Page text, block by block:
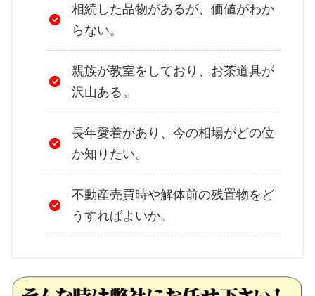
相続した品物があるが、価値がわか
らない。
親族が教室をしており、お茶道具が
沢山ある。
長年愛着があり、今の相場がどの位
か知りたい。
不動産売買時や解体前の残置物をど
うすればよいか。